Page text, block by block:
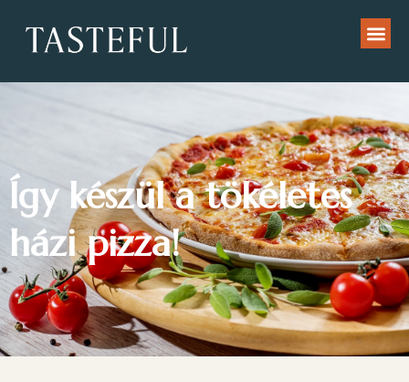
Így készül a tökéletes
házi pizza!